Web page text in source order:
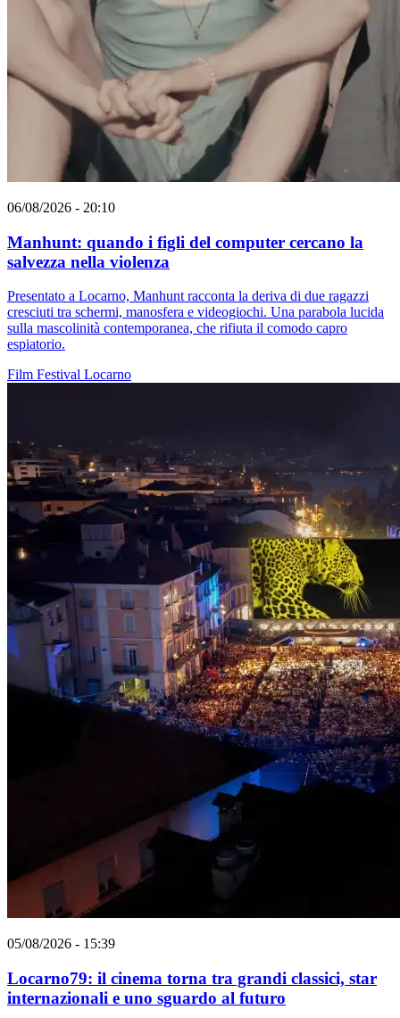
06/08/2026 - 20:10
Manhunt: quando i figli del computer cercano la
salvezza nella violenza
Presentato a Locarno, Manhunt racconta la deriva di due ragazzi
cresciuti tra schermi, manosfera e videogiochi. Una parabola lucida
sulla mascolinità contemporanea, che rifiuta il comodo capro
espiatorio.
Film Festival Locarno
05/08/2026 - 15:39
Locarno79: il cinema torna tra grandi classici, star
internazionali e uno sguardo al futuro